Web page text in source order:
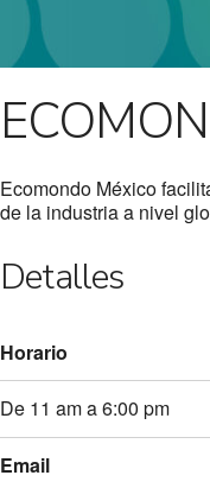
Ecomondo México
de la industria a nivel
Detalles
Horario
De 11 am a 6:00 pm
Email